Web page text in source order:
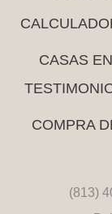
CASAS
COMPRA
(813)